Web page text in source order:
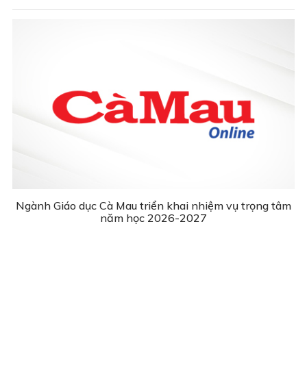
Ngành Giáo dục Cà Mau triển khai nhiệm vụ trọng tâm
năm học 2026-2027